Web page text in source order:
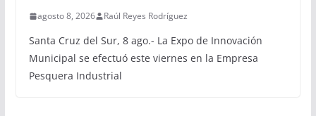
agosto 8, 2026 Raúl Reyes Rodríguez
Santa Cruz del Sur, 8 ago.- La Expo de Innovación
Municipal se efectuó este viernes en la Empresa
Pesquera Industrial